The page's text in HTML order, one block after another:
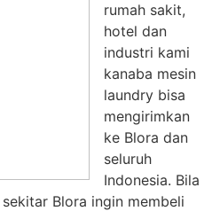
rumah sakit,
hotel dan
industri kami
kanaba mesin
laundry bisa
mengirimkan
ke Blora dan
seluruh
Indonesia. Bila
Blora ingin membeli